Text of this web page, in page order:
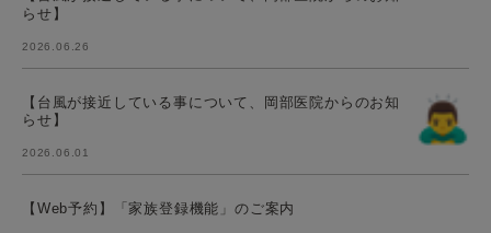
らせ】
2026.06.26
【台風が接近している事について、岡部医院からのお知
らせ】
2026.06.01
【Web予約】「家族登録機能」のご案内